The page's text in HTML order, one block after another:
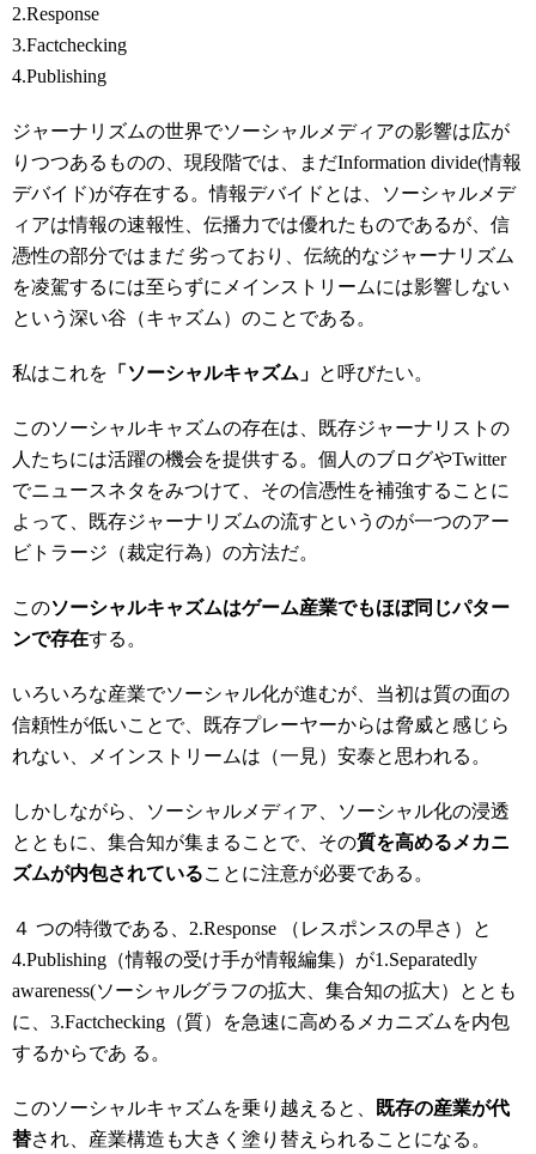
2.Response
3.Factchecking
4.Publishing
ジャーナリズムの世界でソーシャルメディアの影響は広が
りつつあるものの、現段階では、まだInformation divide(情報
デバイド)が存在する。情報デバイドとは、ソーシャルメデ
ィアは情報の速報性、伝播力では優れたものであるが、信
憑性の部分ではまだ 劣っており、伝統的なジャーナリズム
を凌駕するには至らずにメインストリームには影響しない
という深い谷（キャズム）のことである。
私はこれを 「ソーシャルキャズム」 と呼びたい。
このソーシャルキャズムの存在は、既存ジャーナリストの
人たちには活躍の機会を提供する。個人のブログやTwitter
でニュースネタをみつけて、その信憑性を補強することに
よって、既存ジャーナリズムの流すというのが一つのアー
ビトラージ（裁定行為）の方法だ。
このソーシャルキャズムはゲーム産業でもほぼ同じパター
ンで存在する。
いろいろな産業でソーシャル化が進むが、当初は質の面の
信頼性が低いことで、既存プレーヤーからは脅威と感じら
れない、メインストリームは（一見）安泰と思われる。
しかしながら、ソーシャルメディア、ソーシャル化の浸透
とともに、集合知が集まることで、その質を高めるメカニ
ズムが内包されていることに注意が必要である。
４ つの特徴である、2.Response （レスポンスの早さ）と
4.Publishing（情報の受け手が情報編集）が1.Separatedly
awareness(ソーシャルグラフの拡大、集合知の拡大）ととも
に、3.Factchecking（質）を急速に高めるメカニズムを内包
するからであ る。
このソーシャルキャズムを乗り越えると、
既存の産業が代
替され、産業構造も大きく塗り替えられることになる。